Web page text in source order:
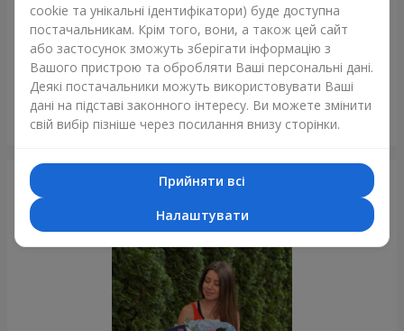
Букет "Мараньяма"
Запоріжжя
Фотогалерея
cookie та унікальні ідентифікатори) буде доступна
постачальникам. Крім того, вони, а також цей сайт
або застосунок зможуть зберігати інформацію з
Вашого пристрою та обробляти Ваші персональні дані.
Деякі постачальники можуть використовувати Ваші
дані на підставі законного інтересу. Ви можете змінити
свій вибір пізніше через посилання внизу сторінки.
Прийняти всі
Налаштувати